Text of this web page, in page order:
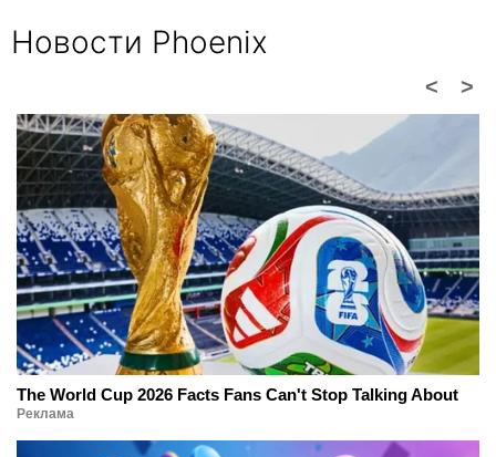
Новости Phoenix
>
<
The World Cup 2026 Facts Fans Can't Stop Talking About
Реклама